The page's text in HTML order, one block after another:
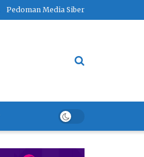
Pedoman Media Siber